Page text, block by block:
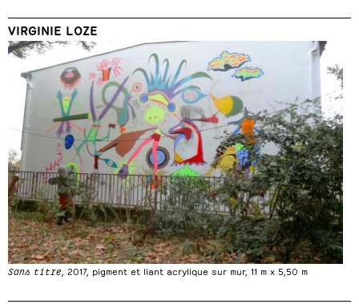
VIRGINIE LOZE
Sans titre, 2017, pigment et liant acrylique sur mur, 11 m x 5,50 m